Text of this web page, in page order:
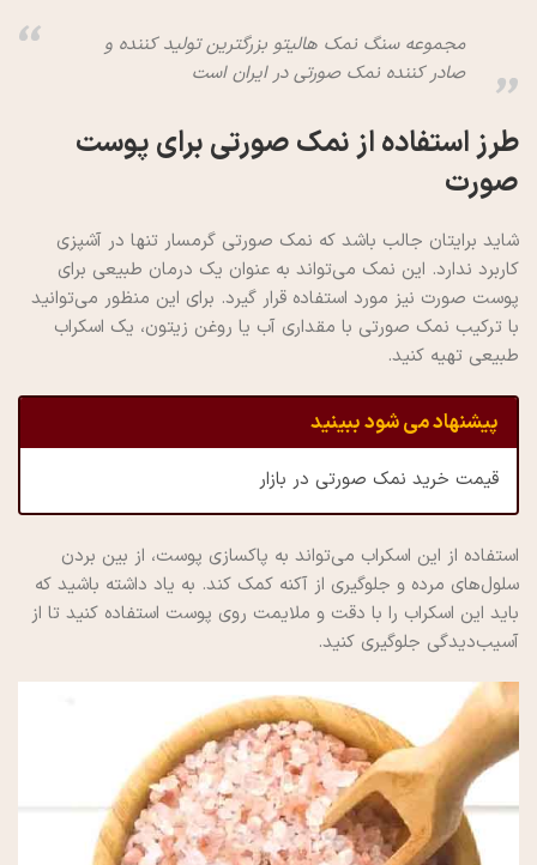
مجموعه سنگ نمک هالیتو بزرگترین تولید کننده و
صادر کننده نمک صورتی در ایران است
طرز استفاده از نمک صورتی برای پوست
صورت
شاید برایتان جالب باشد که نمک صورتی گرمسار تنها در آشپزی
کاربرد ندارد. این نمک می‌تواند به عنوان یک درمان طبیعی برای
پوست صورت نیز مورد استفاده قرار گیرد. برای این منظور می‌توانید
با ترکیب نمک صورتی با مقداری آب یا روغن زیتون، یک اسکراب
طبیعی تهیه کنید.
پیشنهاد می شود ببینید
قیمت خرید نمک صورتی در بازار
استفاده از این اسکراب می‌تواند به پاکسازی پوست، از بین بردن
سلول‌های مرده و جلوگیری از آکنه کمک کند. به یاد داشته باشید که
باید این اسکراب را با دقت و ملایمت روی پوست استفاده کنید تا از
آسیب‌دیدگی جلوگیری کنید.